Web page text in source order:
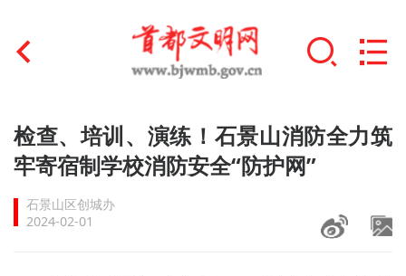
首页
文明创建
文明实践
检查、培训、演练！石景山消防全力筑
牢寄宿制学校消防安全“防护网”
石景山区创城办
2024-02-01